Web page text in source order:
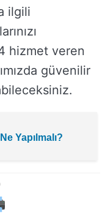
ilgili
hizmet veren
güvenilir
Yapılmalı?